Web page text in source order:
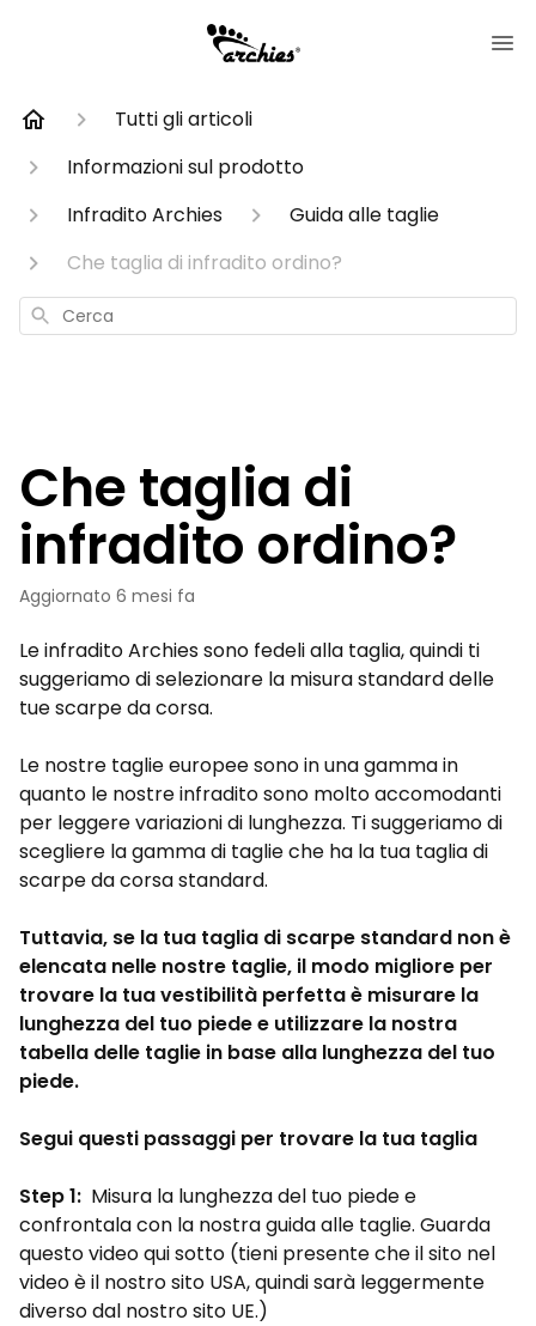
Tutti gli articoli
Informazioni sul prodotto
Infradito Archies
Guida alle taglie
Che taglia di infradito ordino?
Cerca
Che taglia di
infradito ordino?
Aggiornato 6 mesi fa
Le infradito Archies sono fedeli alla taglia, quindi ti
suggeriamo di selezionare la misura standard delle
tue scarpe da corsa.
Le nostre taglie europee sono in una gamma in
quanto le nostre infradito sono molto accomodanti
per leggere variazioni di lunghezza. Ti suggeriamo di
scegliere la gamma di taglie che ha la tua taglia di
scarpe da corsa standard.
Tuttavia, se la tua taglia di scarpe standard non è
elencata nelle nostre taglie, il modo migliore per
trovare la tua vestibilità perfetta è misurare la
lunghezza del tuo piede e utilizzare la nostra
tabella delle taglie in base alla lunghezza del tuo
piede.
Segui questi passaggi per trovare la tua taglia
Step 1: Misura la lunghezza del tuo piede e
confrontala con la nostra guida alle taglie. Guarda
questo video qui sotto (tieni presente che il sito nel
video è il nostro sito USA, quindi sarà leggermente
diverso dal nostro sito UE.)